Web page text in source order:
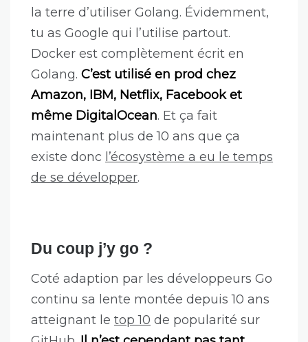
la terre d’utiliser Golang. Évidemment,
tu as Google qui l’utilise partout.
Docker est complètement écrit en
Golang. C’est utilisé en prod chez
Amazon, IBM, Netflix, Facebook et
même DigitalOcean. Et ça fait
maintenant plus de 10 ans que ça
existe donc l’écosystème a eu le temps
de se développer.
Du coup j’y go ?
Coté adaption par les développeurs Go
continu sa lente montée depuis 10 ans
atteignant le top 10 de popularité sur